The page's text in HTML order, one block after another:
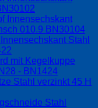
Innensechskant
010.9 BN30104
Stahl
mit Kegelkuppe
- BN1424
Stahl verzinkt 45 H
Stahl